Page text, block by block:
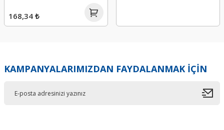
168,34 ₺
KAMPANYALARIMIZDAN FAYDALANMAK İÇİN